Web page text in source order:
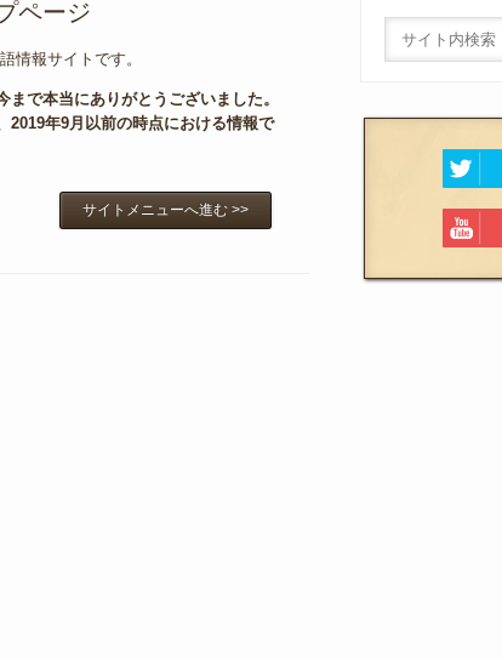
ページ
情報サイトです。
で本当にありがとうございました。
年9月以前の時点における情報で
サイトメニューへ進む >>